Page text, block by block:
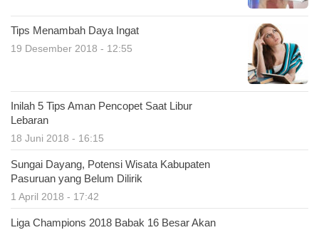
Tips Menambah Daya Ingat
19 Desember 2018 - 12:55
Inilah 5 Tips Aman Pencopet Saat Libur
Lebaran
18 Juni 2018 - 16:15
Sungai Dayang, Potensi Wisata Kabupaten
Pasuruan yang Belum Dilirik
1 April 2018 - 17:42
Liga Champions 2018 Babak 16 Besar Akan